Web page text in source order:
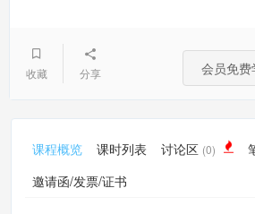
收藏 分享 会员免费
课程概览 课时列表 讨论区 (0)
邀请函/发票/证书